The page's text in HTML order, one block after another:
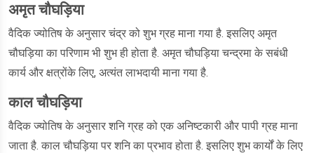
अमृत चौघड़िया
वैदिक ज्योतिष के अनुसार चंद्र को शुभ ग्रह माना गया है. इसलिए अमृत
चौघड़िया का परिणाम भी शुभ ही होता है. अमृत चौघड़िया चन्द्रमा के सबंधी
कार्य और क्षत्रोंके लिए, अत्यंत लाभदायी माना गया है.
काल चौघड़िया
वैदिक ज्योतिष के अनुसार शनि ग्रह को एक अनिष्टकारी और पापी ग्रह माना
जाता है. काल चौघड़िया पर शनि का प्रभाव होता है. इसलिए शुभ कार्यों के लिए